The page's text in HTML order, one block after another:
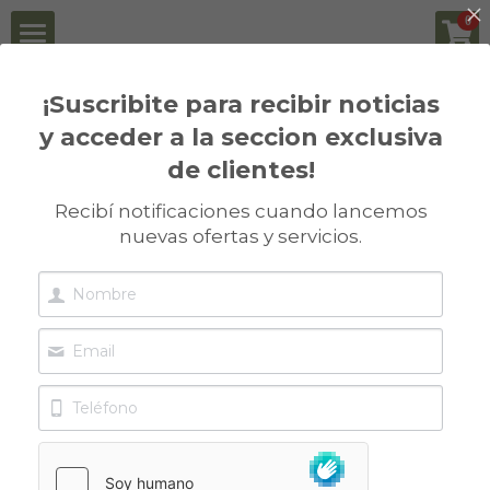
0
Institucional
Nosotros
FAQ
Pack Biológico para Legumbres
Packs Biológicos para Soja
Packs Biológicos para Maíz
Novedades
Actualidad
Informes Técnicos
Contacto
Clientes
Volver
×
CATEGORÍAS DE LA TIENDA
Todas las Categorías
¡Suscribite para recibir noticias
y acceder a la seccion exclusiva
de clientes!
Recibí notificaciones cuando lancemos
nuevas ofertas y servicios.